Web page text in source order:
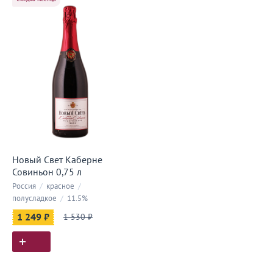
Новый Свет Каберне
Совиньон 0,75 л
Россия / красное /
полусладкое / 11.5%
1 249 ₽ 1 530 ₽